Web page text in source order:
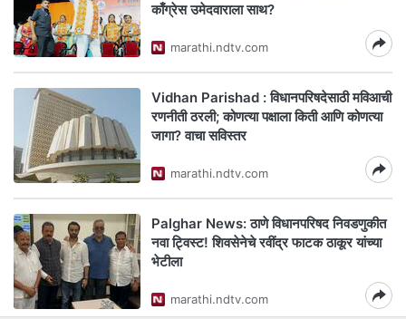
काँग्रेस उमेदवाराला साथ?
marathi.ndtv.com
Vidhan Parishad : विधानपरिषदेसाठी मविआची
रणनीती ठरली; कोणत्या पक्षाला किती आणि कोणत्या
जागा? वाचा सविस्तर
marathi.ndtv.com
Palghar News: ठाणे विधानपरिषद निवडणुकीत
नवा ट्विस्ट! शिवसेनेचे रवींद्र फाटक ठाकूर यांच्या
भेटीला
marathi.ndtv.com